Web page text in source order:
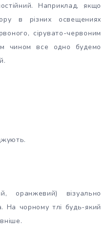
Наприклад, якщо
в різних освещениях
сірувато-червоним
чином все одно будемо
оранжевий) візуально
На чорному тлі будь-який